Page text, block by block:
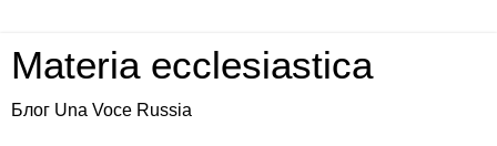
Materia ecclesiastica
Блог Una Voce Russia